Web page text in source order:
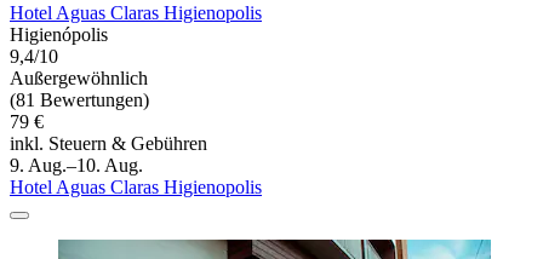
Hotel Aguas Claras Higienopolis
Higienópolis
9,4/10
Außergewöhnlich
(81 Bewertungen)
79 €
inkl. Steuern & Gebühren
9. Aug.–10. Aug.
Hotel Aguas Claras Higienopolis